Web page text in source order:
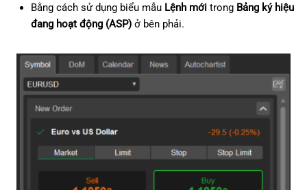
Bằng cách sử dụng biểu mẫu Lệnh mớitrong Bảng ký hiệu
đang hoạt động (ASP)ở bên phải.